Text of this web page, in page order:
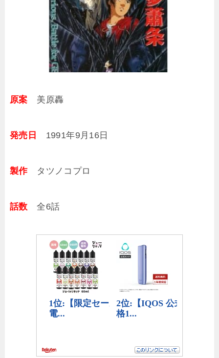
原案 美原轟
発売日 1991年9月16日
製作タツノコプロ
話数 全6話